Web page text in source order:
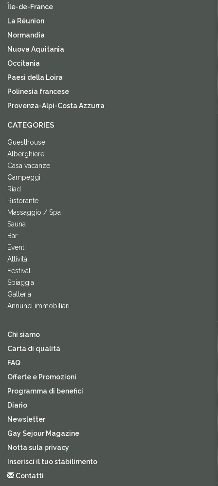
Île-de-France
La Réunion
Normandia
Nuova Aquitania
Occitania
Paesi della Loira
Polinesia francese
Provenza-Alpi-Costa Azzurra
CATEGORIES
Guesthouse
Alberghiere
Casa vacanze
Campeggi
Riad
Ristorante
Massaggio / Spa
Sauna
Bar
Eventi
Attività
Festival
Spiaggia
Galleria
Annunci immobiliari
Chi siamo
Carta di qualità
FAQ
Offerte e Promozioni
Programma di benefici
Diario
Newsletter
Gay Sejour Magazine
Notta sula privacy
Inserisci il tuo stabilimento
Contatti